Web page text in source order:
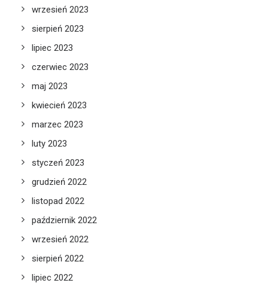
wrzesień 2023
sierpień 2023
lipiec 2023
czerwiec 2023
maj 2023
kwiecień 2023
marzec 2023
luty 2023
styczeń 2023
grudzień 2022
listopad 2022
październik 2022
wrzesień 2022
sierpień 2022
lipiec 2022